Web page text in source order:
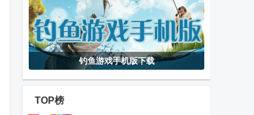
钓鱼游戏手机版下载
TOP榜